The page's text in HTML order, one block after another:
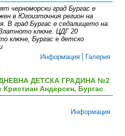
черноморски град Бургас е
в Югоизточния регион на
В град Бургас е седалището на
ключе. ЦДГ 20
ключе, Бургас е детско
Информация
Галерия
ДЕТСКА ГРАДИНА №2
Кристиан Андерсен, Бургас
Информация